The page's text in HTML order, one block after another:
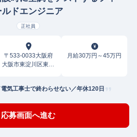
ルドエンジニア
正社員
〒533-0033大阪府
大阪市東淀川区東中
月給30万円～45万円
気工事士で終わらせない／年休120日
応募画面へ進む